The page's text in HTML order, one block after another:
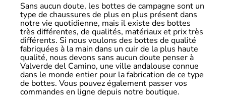
Sans aucun doute, les bottes de campagne sont un
type de chaussures de plus en plus présent dans
notre vie quotidienne, mais il existe des bottes
très différentes, de qualités, matériaux et prix très
différents. Si nous voulons des bottes de qualité
fabriquées à la main dans un cuir de la plus haute
qualité, nous devons sans aucun doute penser à
Valverde del Camino, une ville andalouse connue
dans le monde entier pour la fabrication de ce type
de bottes. Vous pouvez également passer vos
commandes en ligne depuis notre boutique.